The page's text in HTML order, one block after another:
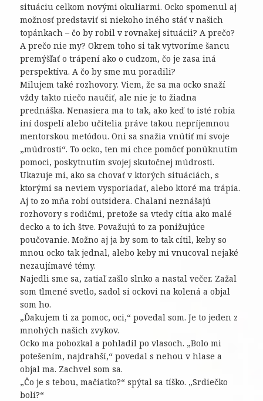
situáciu celkom novými okuliarmi. Ocko spomenul aj
možnosť predstaviť si niekoho iného stáť v našich
topánkach – čo by robil v rovnakej situácii? A prečo?
A prečo nie my? Okrem toho si tak vytvoríme šancu
premýšľať o trápení ako o cudzom, čo je zasa iná
perspektíva. A čo by sme mu poradili?
Milujem také rozhovory. Viem, že sa ma ocko snaží
vždy takto niečo naučiť, ale nie je to žiadna
prednáška. Nenasiera ma to tak, ako keď to isté robia
iní dospelí alebo učitelia práve takou nepríjemnou
mentorskou metódou. Oni sa snažia vnútiť mi svoje
„múdrosti“. To ocko, ten mi chce pomôcť ponúknutím
pomoci, poskytnutím svojej skutočnej múdrosti.
Ukazuje mi, ako sa chovať v ktorých situáciách, s
ktorými sa neviem vysporiadať, alebo ktoré ma trápia.
Aj to zo mňa robí outsidera. Chalani neznášajú
rozhovory s rodičmi, pretože sa vtedy cítia ako malé
decko a to ich štve. Považujú to za ponižujúce
poučovanie. Možno aj ja by som to tak cítil, keby so
mnou ocko tak jednal, alebo keby mi vnucoval nejaké
nezaujímavé témy.
Najedli sme sa, zatiaľ zašlo slnko a nastal večer. Zažal
som tlmené svetlo, sadol si ockovi na kolená a objal
som ho.
„Ďakujem ti za pomoc, oci,“ povedal som. Je to jeden z
mnohých našich zvykov.
Ocko ma pobozkal a pohladil po vlasoch. „Bolo mi
potešením, najdrahší,“ povedal s nehou v hlase a
objal ma. Zachvel som sa.
„Čo je s tebou, mačiatko?“ spýtal sa tíško. „Srdiečko
bolí?“